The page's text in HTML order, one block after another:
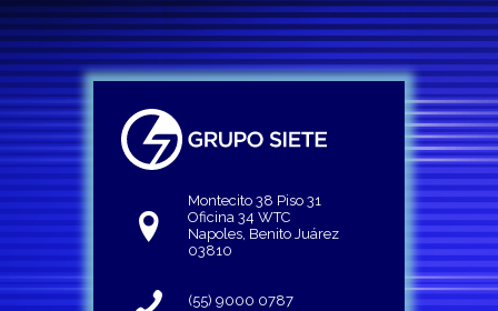
Montecito 38 Piso 31
Oficina 34 WTC
Napoles, Benito Juárez
03810
(55) 9000 0787